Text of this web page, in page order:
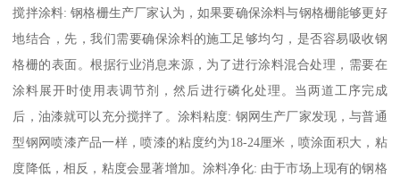
搅拌涂料: 钢格栅生产厂家认为，如果要确保涂料与钢格栅能够更好
地结合，先，我们需要确保涂料的施工足够均匀，是否容易吸收钢
格栅的表面。根据行业消息来源，为了进行涂料混合处理，需要在
涂料展开时使用表调节剂，然后进行磷化处理。当两道工序完成
后，油漆就可以充分搅拌了。涂料粘度: 钢网生产厂家发现，与普通
型钢网喷漆产品一样，喷漆的粘度约为18-24厘米，喷涂面积大，粘
度降低，相反，粘度会显著增加。涂料净化: 由于市场上现有的钢格